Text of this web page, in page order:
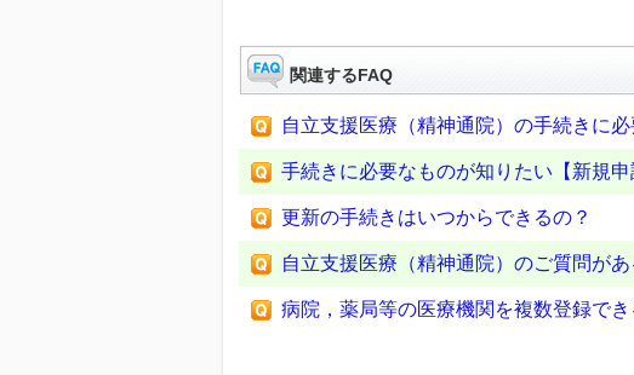
関連するFAQ
自立支援医療（精神通院）の手続きに
手続きに必要なものが知りたい【新規申
更新の手続きはいつからできるの？
自立支援医療（精神通院）のご質問が
病院，薬局等の医療機関を複数登録でき